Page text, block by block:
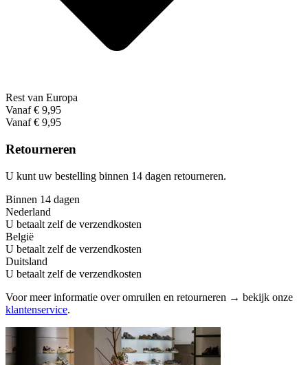
Rest van Europa
Vanaf € 9,95
Vanaf € 9,95
Retourneren
U kunt uw bestelling binnen 14 dagen retourneren.
Binnen 14 dagen
Nederland
U betaalt zelf de verzendkosten
België
U betaalt zelf de verzendkosten
Duitsland
U betaalt zelf de verzendkosten
Voor meer informatie over omruilen en retourneren → bekijk onze
klantenservice.